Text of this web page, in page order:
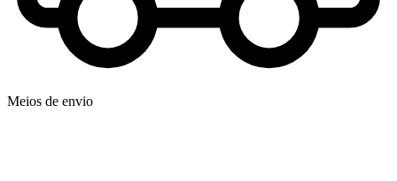
Meios de envio